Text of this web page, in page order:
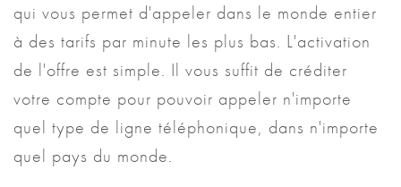
qui vous permet d'appeler dans le monde entier
à des tarifs par minute les plus bas. L'activation
de l'offre est simple. Il vous suffit de créditer
votre compte pour pouvoir appeler n'importe
quel type de ligne téléphonique, dans n'importe
quel pays du monde.